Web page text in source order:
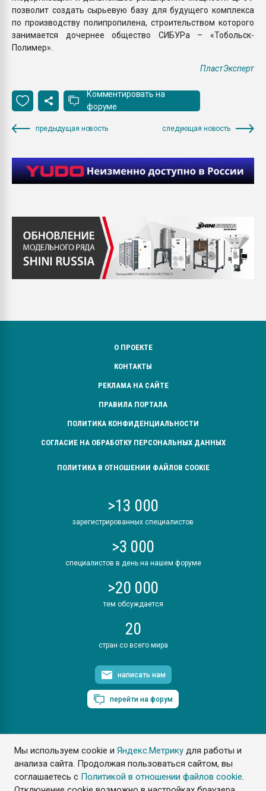
Мы используем cookie иЯндекс.Метрику для работы и
анализа сайта. Продолжая пользоваться сайтом, вы
соглашаетесь с Политикой в отношении файлов cookie.
позволит создать сырьевую базу для будущего комплекса
по производству полипропилена, строительством которого
занимается дочернее общество СИБУРа – «Тобольск-
Полимер».
ПластЭксперт
Комментировать на
форуме
предыдущая новость следующая новость
О ПРОЕКТЕ
КОНТАКТЫ
РЕКЛАМА НА САЙТЕ
ПРАВИЛА ПОРТАЛА
ПОЛИТИКА КОНФИДЕНЦИАЛЬНОСТИ
СОГЛАСИЕ НА ОБРАБОТКУ ПЕРСОНАЛЬНЫХ ДАННЫХ
ПОЛИТИКА В ОТНОШЕНИИ ФАЙЛОВ COOKIE
>13 000
зарегистрированных специалистов
>3 000
специалистов в день на нашем форуме
>20 000
тем обсуждается
20
стран со всего мира
написать нам
перейти на форум
ПластЭксперт © 2006. Все права защищены
Разрешается копирование материалов сайта с обязательной
ссылкой на www.e-plastic.ru
Разработка сайта